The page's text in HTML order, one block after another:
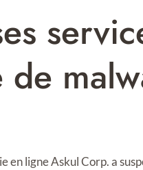
en ligne Askul Corp. a